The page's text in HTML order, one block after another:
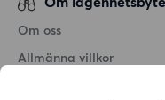
Om oss
Allmänna villkor